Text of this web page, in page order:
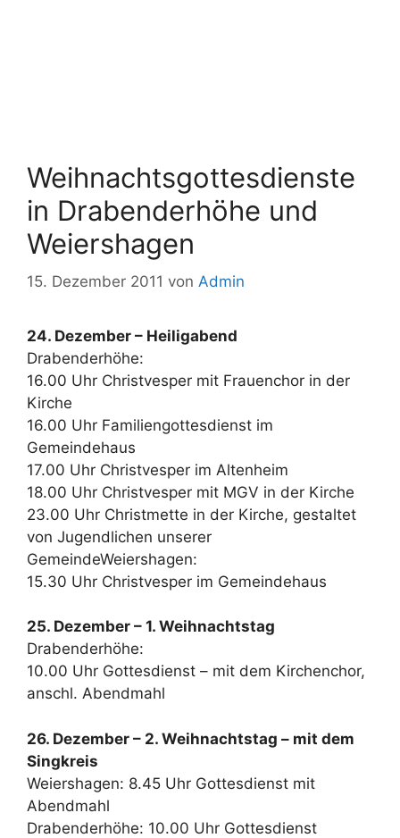
Weihnachtsgottesdienste
in Drabenderhöhe und
Weiershagen
15. Dezember 2011 von Admin
24. Dezember – Heiligabend
Drabenderhöhe:
16.00 Uhr Christvesper mit Frauenchor in der
Kirche
16.00 Uhr Familiengottesdienst im
Gemeindehaus
17.00 Uhr Christvesper im Altenheim
18.00 Uhr Christvesper mit MGV in der Kirche
23.00 Uhr Christmette in der Kirche, gestaltet
von Jugendlichen unserer
GemeindeWeiershagen:
15.30 Uhr Christvesper im Gemeindehaus
25. Dezember – 1. Weihnachtstag
Drabenderhöhe:
10.00 Uhr Gottesdienst – mit dem Kirchenchor,
anschl. Abendmahl
26. Dezember – 2. Weihnachtstag – mit dem
Singkreis
Weiershagen: 8.45 Uhr Gottesdienst mit
Abendmahl
Drabenderhöhe: 10.00 Uhr Gottesdienst